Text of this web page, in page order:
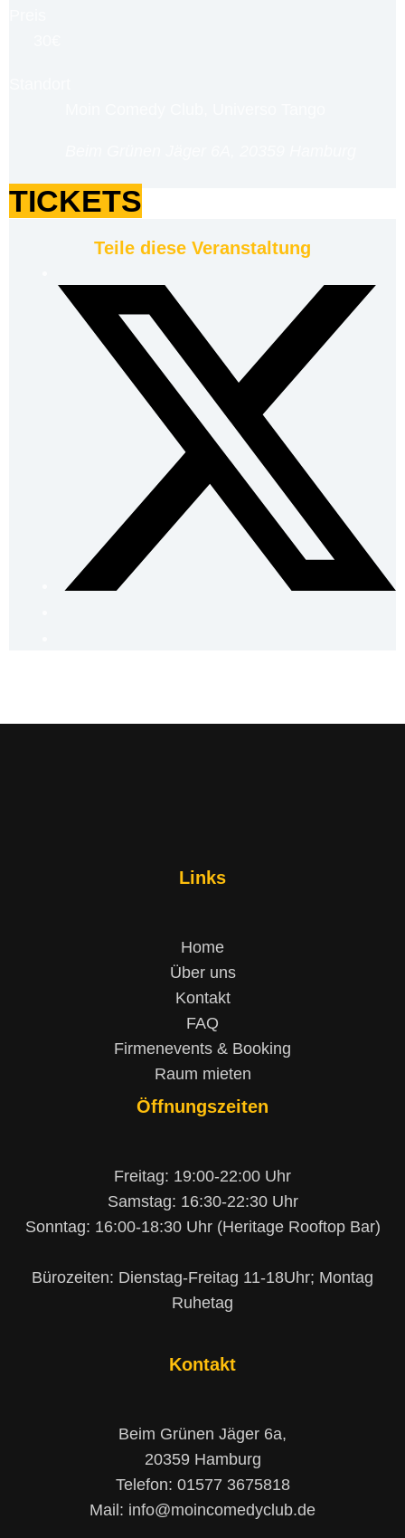
TICKETS
Teile diese Veranstaltung
Links
Home
Über uns
Kontakt
FAQ
Firmenevents & Booking
Raum mieten
Öffnungszeiten
Freitag: 19:00-22:00 Uhr
Samstag: 16:30-22:30 Uhr
Sonntag: 16:00-18:30 Uhr (Heritage Rooftop Bar)
Bürozeiten: Dienstag-Freitag 11-18Uhr; Montag
Ruhetag
Kontakt
Beim Grünen Jäger 6a,
20359 Hamburg
Telefon: 01577 3675818
Mail: info@moincomedyclub.de